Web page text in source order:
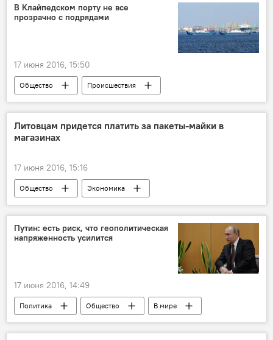
В Клайпедском порту не все
прозрачно с подрядами
17 июня 2016, 15:50
Общество
Происшествия
Работа Службы спецрасследований
Клайпедский порт: работа без выходных круглый год
Литовцам придется платить за пакеты-майки в
магазинах
17 июня 2016, 15:16
Общество
Экономика
Чисто там, где не сорят: борьба с мусором в Литве
Путин: есть риск, что геополитическая
напряженность усилится
17 июня 2016, 14:49
Политика Общество
В мире
В России